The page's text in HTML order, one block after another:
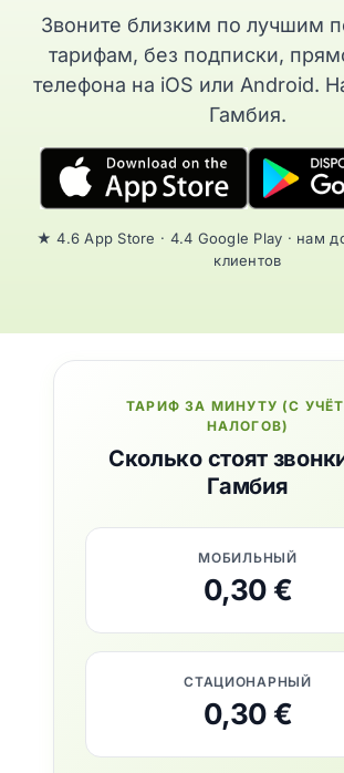
Звоните близким по лучшим
тарифам, без подписки,
телефона на iOS или Android.
Гамбия.
★ 4.6 App Store · 4.4 Google Play · нам
клиентов
ТАРИФ ЗА МИНУТУ (С
НАЛОГОВ)
Сколько стоят
Гамбия
МОБИЛЬНЫЙ
0,30 €
СТАЦИОНАРНЫЙ
0,30 €